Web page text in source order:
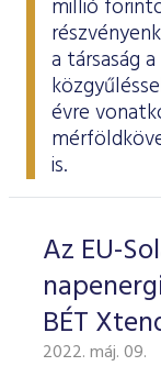
millió
a társaság
évre
is.
Az EU-
BÉT
2022. máj. 09.